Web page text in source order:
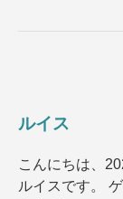
ルイス
こんにちは、
ルイスです。